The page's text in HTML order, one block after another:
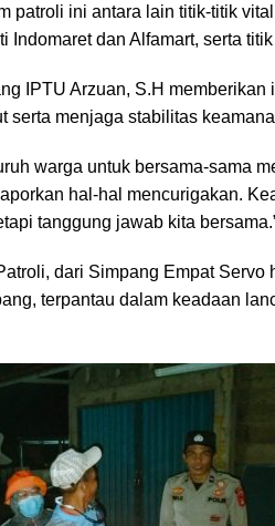
patroli ini antara lain titik-titik
Indomaret dan Alfamart, serta
IPTU Arzuan, S.H memberikan
serta menjaga stabilitas
warga untuk bersama-sama
hal-hal mencurigakan.
tanggung jawab kita
dari Simpang Empat Servo
terpantau dalam keadaan